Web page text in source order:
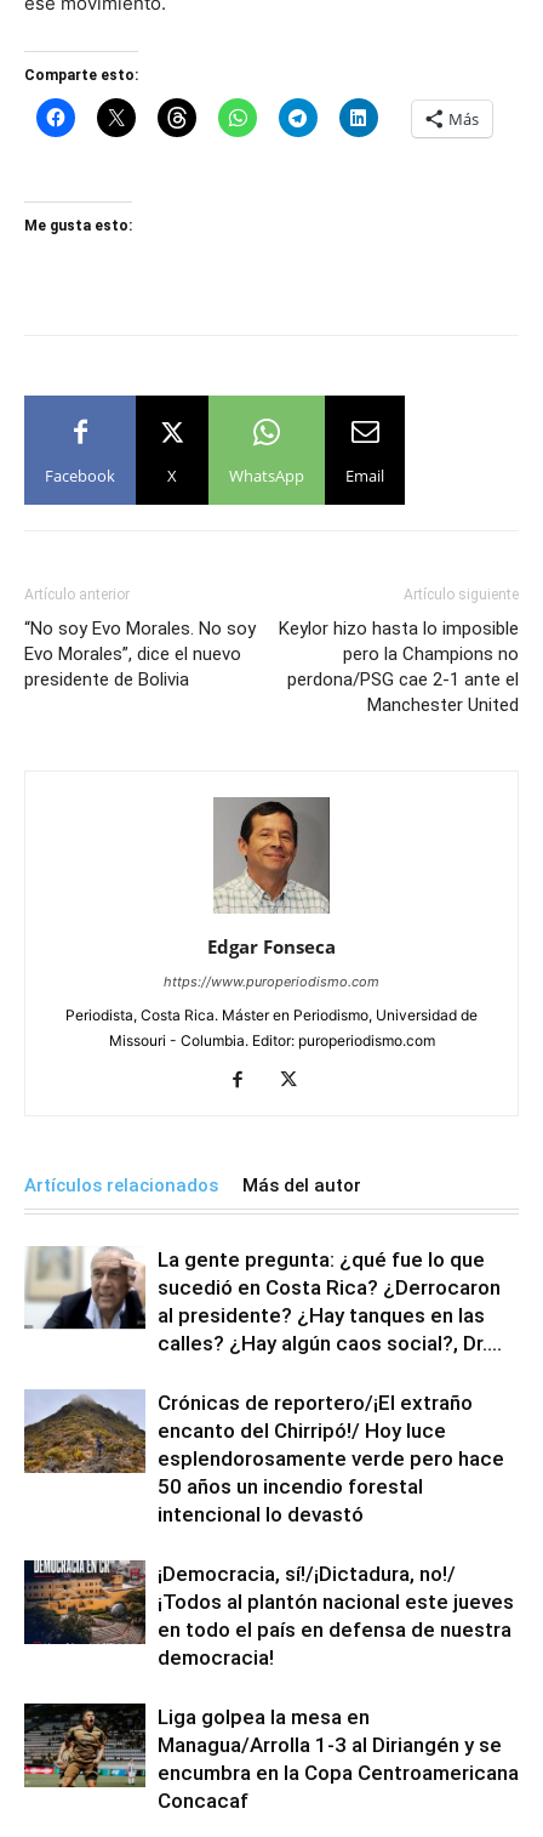
Comparte esto:
Más
Me gusta esto:
Facebook X WhatsApp Email
Artículo anterior
“No soy Evo Morales. No soy
Evo Morales”, dice el nuevo
presidente de Bolivia
Artículo siguiente
Keylor hizo hasta lo imposible
pero la Champions no
perdona/PSG cae 2-1 ante el
Manchester United
Edgar Fonseca
https://www.puroperiodismo.com
Periodista, Costa Rica. Máster en Periodismo, Universidad de
Missouri - Columbia. Editor: puroperiodismo.com
Artículos relacionados Más del autor
La gente pregunta: ¿qué fue lo que
sucedió en Costa Rica? ¿Derrocaron
al presidente? ¿Hay tanques en las
calles? ¿Hay algún caos social?, Dr....
Crónicas de reportero/¡El extraño
encanto del Chirripó!/ Hoy luce
esplendorosamente verde pero hace
50 años un incendio forestal
intencional lo devastó
¡Democracia, sí!/¡Dictadura, no!/
¡Todos al plantón nacional este jueves
en todo el país en defensa de nuestra
democracia!
Liga golpea la mesa en
Managua/Arrolla 1-3 al Diriangén y se
encumbra en la Copa Centroamericana
Concacaf